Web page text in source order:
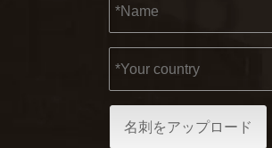
名刺をアップロード